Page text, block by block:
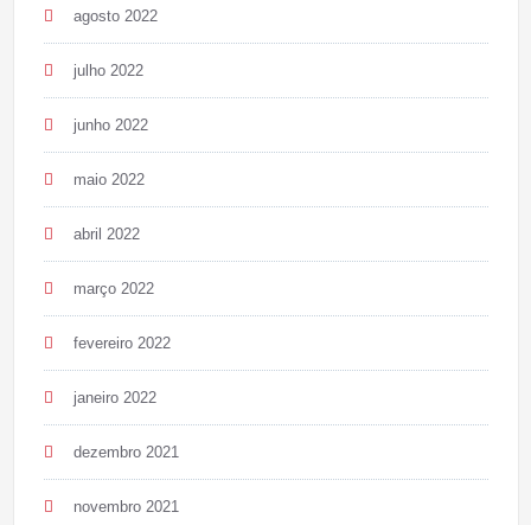
agosto 2022
julho 2022
junho 2022
maio 2022
abril 2022
março 2022
fevereiro 2022
janeiro 2022
dezembro 2021
novembro 2021